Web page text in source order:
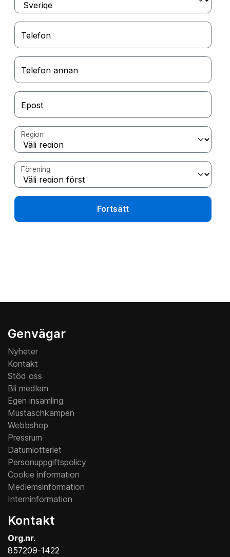
Genvägar
Nyheter
Kontakt
Stöd oss
Bli medlem
Egen insamling
Mustaschkampen
Webbshop
Pressrum
Datumlotteriet
Personuppgiftspolicy
Cookie information
Medlemsinformation
Interninformation
Kontakt
Org.nr.
857209-1422